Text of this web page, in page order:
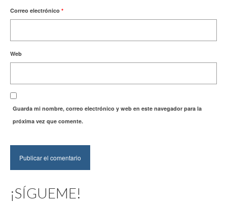
Correo electrónico *
Web
Guarda mi nombre, correo electrónico y web en este navegador para la
próxima vez que comente.
¡SÍGUEME!